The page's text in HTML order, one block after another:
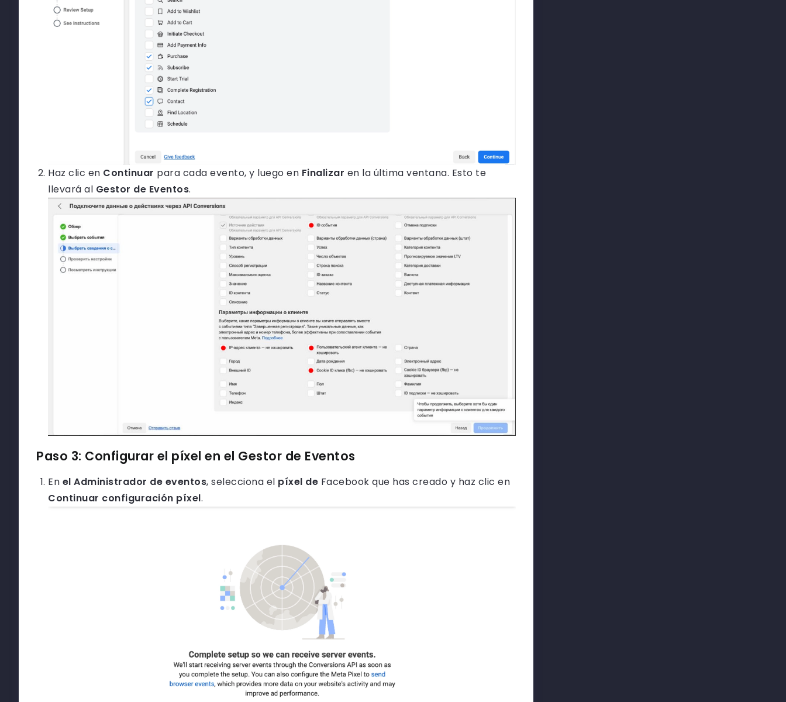
Haz clic en Continuar para cada evento, y luego en Finalizar en la última ventana. Esto te
llevará al Gestor de Eventos.
Paso 3: Configurar el píxel en el Gestor de Eventos
En el Administrador de eventos, selecciona el píxel de Facebook que has creado y haz clic en
Continuar configuración píxel.